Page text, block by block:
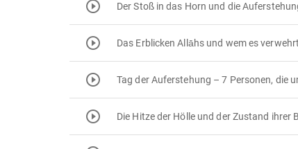
Der Stoß in das Horn und die
Das Erblicken Allāhs und wem es
Tag der Auferstehung – 7 Personen, die
Die Hitze der Hölle und der Zustand ihrer